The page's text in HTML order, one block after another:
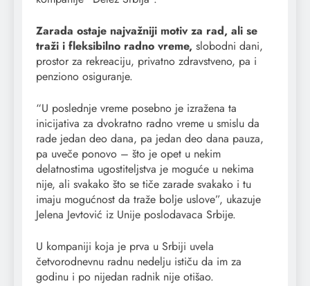
Zarada ostaje najvažniji motiv za rad, ali se
traži i fleksibilno radno vreme, slobodni dani,
prostor za rekreaciju, privatno zdravstveno, pa i
penziono osiguranje.
“U poslednje vreme posebno je izražena ta
inicijativa za dvokratno radno vreme u smislu da
rade jedan deo dana, pa jedan deo dana pauza,
pa uveče ponovo – što je opet u nekim
delatnostima ugostiteljstva je moguće u nekima
nije, ali svakako što se tiče zarade svakako i tu
imaju mogućnost da traže bolje uslove”, ukazuje
Jelena Jevtović iz Unije poslodavaca Srbije.
U kompaniji koja je prva u Srbiji uvela
četvorodnevnu radnu nedelju ističu da im za
godinu i po nijedan radnik nije otišao.